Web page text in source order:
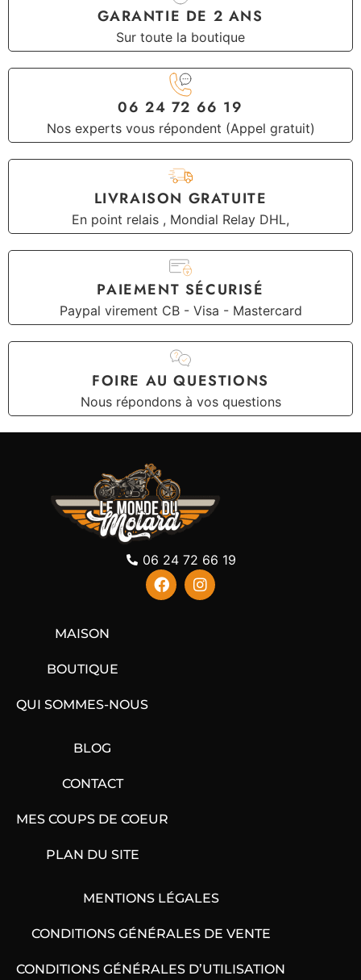
GARANTIE DE 2 ANS
Sur toute la boutique
06 24 72 66 19
Nos experts vous répondent (Appel gratuit)
LIVRAISON GRATUITE
En point relais , Mondial Relay DHL,
PAIEMENT SÉCURISÉ
Paypal virement CB - Visa - Mastercard
FOIRE AU QUESTIONS
Nous répondons à vos questions
06 24 72 66 19
MAISON
BOUTIQUE
QUI SOMMES-NOUS
BLOG
CONTACT
MES COUPS DE COEUR
PLAN DU SITE
MENTIONS LÉGALES
CONDITIONS GÉNÉRALES DE VENTE
CONDITIONS GÉNÉRALES D’UTILISATION